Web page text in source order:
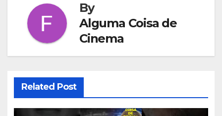
By
Alguma Coisa de
Cinema
Related Post